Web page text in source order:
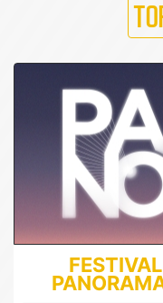
FESTIVAL